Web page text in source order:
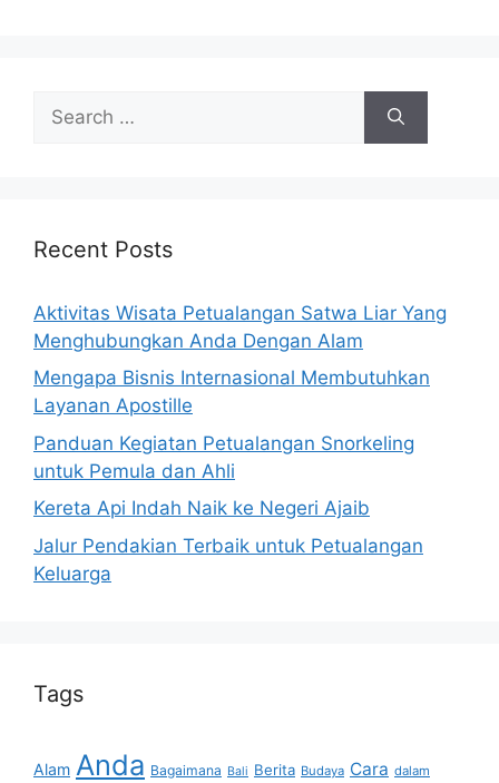
for:
Recent Posts
Aktivitas Wisata Petualangan Satwa Liar Yang
Menghubungkan Anda Dengan Alam
Mengapa Bisnis Internasional Membutuhkan
Layanan Apostille
Panduan Kegiatan Petualangan Snorkeling
untuk Pemula dan Ahli
Kereta Api Indah Naik ke Negeri Ajaib
Jalur Pendakian Terbaik untuk Petualangan
Keluarga
Tags
Alam Anda Bagaimana Bali Berita Budaya Cara dalam